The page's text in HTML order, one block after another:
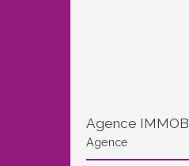
Agence